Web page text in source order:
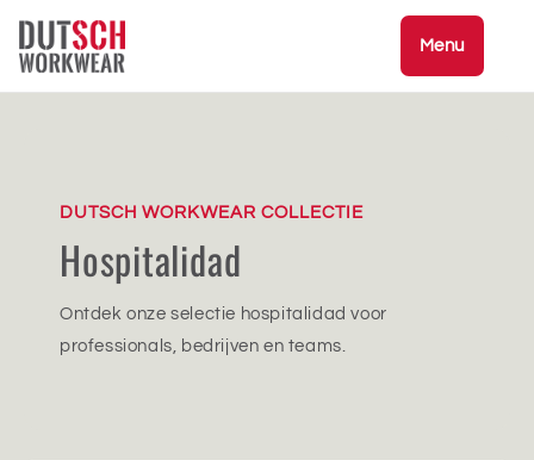
directamente
al contenido
Menu
DUTSCH WORKWEAR COLLECTIE
Hospitalidad
Ontdek onze selectie hospitalidad voor
professionals, bedrijven en teams.